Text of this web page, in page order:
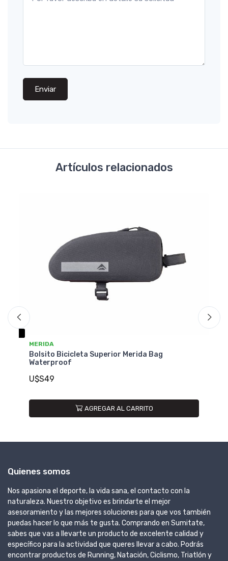
Enviar
Artículos relacionados
MERIDA
Bolsito Bicicleta Superior Merida Bag
Waterproof
U$S49
AGREGAR AL CARRITO
Quienes somos
Nos apasiona el deporte, la vida sana, el contacto con la
naturaleza. Nuestro objetivo es brindarte el mejor
asesoramiento y las mejores soluciones para que vos también
puedas hacer lo que más te gusta. Comprando en Sumitate,
sabes que vas a llevarte un producto de excelente calidad y
específico para la actividad que queres llevar a cabo. Podrás
encontrar productos de Running, Natación, Ciclismo, Triatlón y